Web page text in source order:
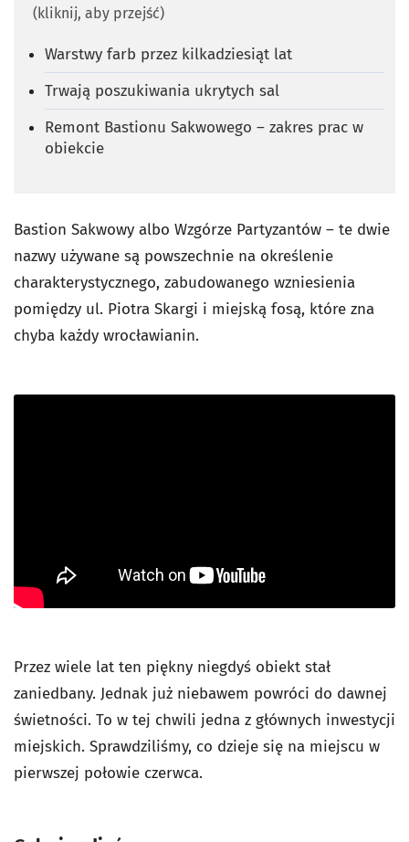
(kliknij, aby przejść)
Warstwy farb przez kilkadziesiąt lat
Trwają poszukiwania ukrytych sal
Remont Bastionu Sakwowego – zakres prac w
obiekcie
Bastion Sakwowy albo Wzgórze Partyzantów – te dwie
nazwy używane są powszechnie na określenie
charakterystycznego, zabudowanego wzniesienia
pomiędzy ul. Piotra Skargi i miejską fosą, które zna
chyba każdy wrocławianin.
Przez wiele lat ten piękny niegdyś obiekt stał
zaniedbany. Jednak już niebawem powróci do dawnej
świetności. To w tej chwili jedna z głównych inwestycji
miejskich. Sprawdziliśmy, co dzieje się na miejscu w
pierwszej połowie czerwca.